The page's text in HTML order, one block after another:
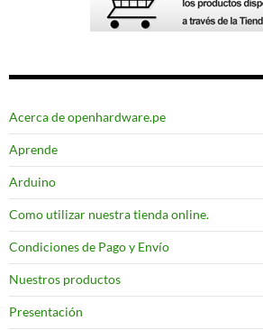
Acerca de openhardware.pe
Aprende
Arduino
Como utilizar nuestra tienda online.
Condiciones de Pago y Envío
Nuestros productos
Presentación